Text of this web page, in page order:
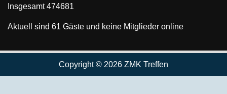
Insgesamt474681
Aktuell sind 61 Gäste und keine Mitglieder online
Copyright © 2026 ZMK Treffen